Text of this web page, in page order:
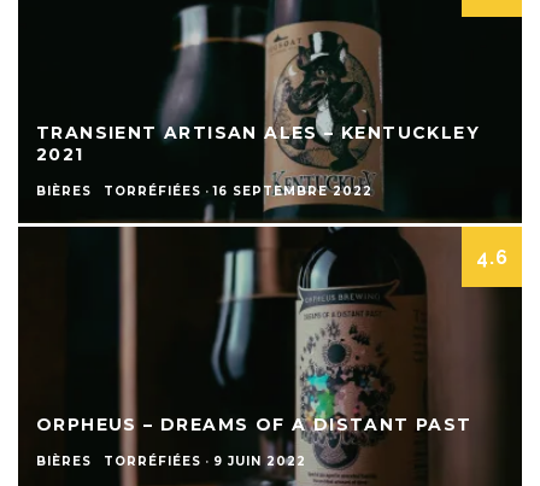
TRANSIENT ARTISAN ALES – KENTUCKLEY
2021
BIÈRES TORRÉFIÉES · 16 SEPTEMBRE 2022
4.6
ORPHEUS – DREAMS OF A DISTANT PAST
BIÈRES TORRÉFIÉES · 9 JUIN 2022